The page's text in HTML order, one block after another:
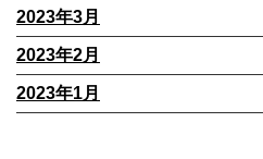
2023年3月
2023年2月
2023年1月